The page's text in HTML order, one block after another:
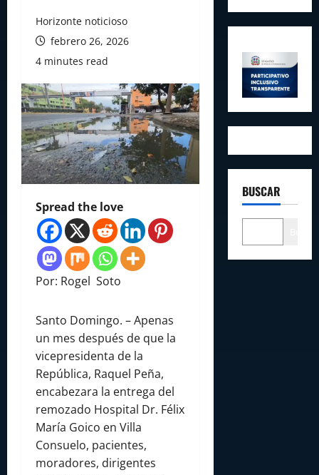
Horizonte noticioso
febrero 26, 2026
4 minutes read
Spread the love
Por: Rogel Soto
Santo Domingo. – Apenas
un mes después de que la
vicepresidenta de la
República, Raquel Peña,
encabezara la entrega del
remozado Hospital Dr. Félix
María Goico en Villa
Consuelo, pacientes,
moradores, dirigentes
BUSCAR